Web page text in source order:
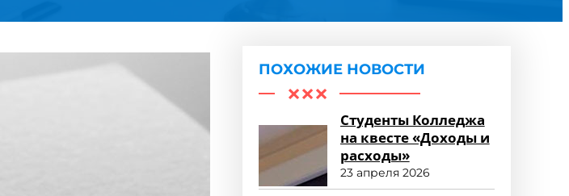
ПОХОЖИЕ НОВОСТИ
Студенты Колледжа
на квесте «Доходы и
расходы»
23 апреля 2026